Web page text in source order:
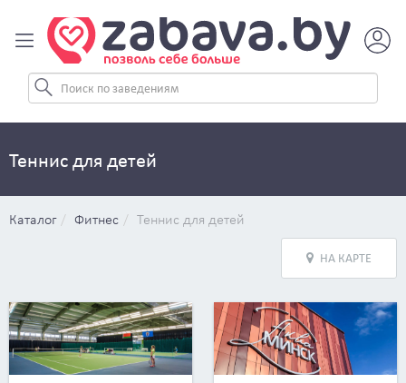
Теннис для детей
Каталог Фитнес Теннис для детей
НА КАРТЕ